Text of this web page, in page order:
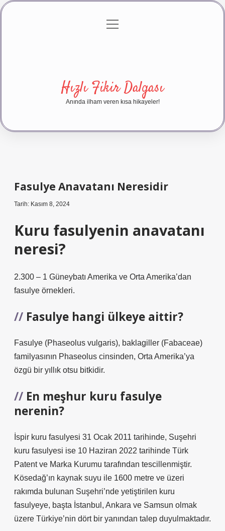
Gizlilik Politikası
menüyü
Hızlı Fikir Dalgası
Anında ilham veren kısa hikayeler!
Fasulye Anavatanı Neresidir
Tarih: Kasım 8, 2024
Kuru fasulyenin anavatanı
neresi?
2.300 – 1 Güneybatı Amerika ve Orta Amerika’dan
fasulye örnekleri.
Fasulye hangi ülkeye aittir?
Fasulye (Phaseolus vulgaris), baklagiller (Fabaceae)
familyasının Phaseolus cinsinden, Orta Amerika’ya
özgü bir yıllık otsu bitkidir.
En meşhur kuru fasulye
nerenin?
İspir kuru fasulyesi 31 Ocak 2011 tarihinde, Suşehri
kuru fasulyesi ise 10 Haziran 2022 tarihinde Türk
Patent ve Marka Kurumu tarafından tescillenmiştir.
Kösedağ’ın kaynak suyu ile 1600 metre ve üzeri
rakımda bulunan Suşehri’nde yetiştirilen kuru
fasulyeye, başta İstanbul, Ankara ve Samsun olmak
üzere Türkiye’nin dört bir yanından talep duyulmaktadır.